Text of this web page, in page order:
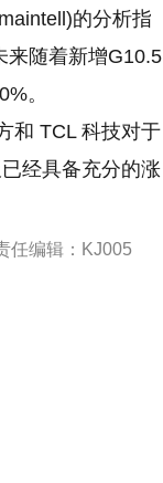
的分析指
来随着新增G10.5
。
和 TCL 科技对于
经具备充分的涨
任编辑：KJ005